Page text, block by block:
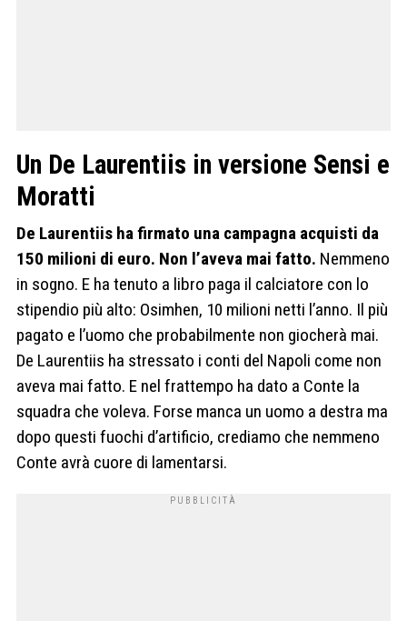
Un De Laurentiis in versione Sensi e
Moratti
De Laurentiis ha firmato una campagna acquisti da
150 milioni di euro. Non l’aveva mai fatto. Nemmeno
in sogno. E ha tenuto a libro paga il calciatore con lo
stipendio più alto: Osimhen, 10 milioni netti l’anno. Il più
pagato e l’uomo che probabilmente non giocherà mai.
De Laurentiis ha stressato i conti del Napoli come non
aveva mai fatto. E nel frattempo ha dato a Conte la
squadra che voleva. Forse manca un uomo a destra ma
dopo questi fuochi d’artificio, crediamo che nemmeno
Conte avrà cuore di lamentarsi.